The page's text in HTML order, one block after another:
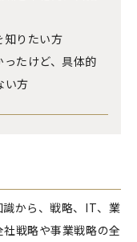
知りたい方
ったけど、具体的
い方
から、戦略、IT、業
戦略や事業戦略の全